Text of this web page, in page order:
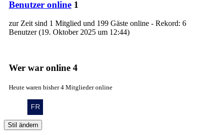
Benutzer online 1
zur Zeit sind 1 Mitglied und 199 Gäste online - Rekord: 6
Benutzer (19. Oktober 2025 um 12:44)
Wer war online 4
Heute waren bisher 4 Mitglieder online
Stil ändern